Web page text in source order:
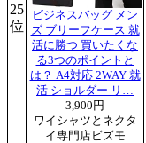
25
位
ビジネスバッグ メン
ズ ブリーフケース 就
活に勝つ 買いたくな
る3つのポイントと
は？ A4対応 2WAY 就
活 ショルダー リ…
3,900円
ワイシャツとネクタ
イ専門店ビズモ